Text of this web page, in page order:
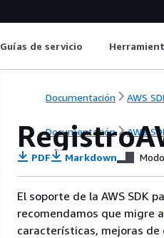
Guías de servicio
Documentación AWS
Documentación AWS
PDF Markdown
El soporte de la AWS SDK
recomendamos que migre a
características, mejoras